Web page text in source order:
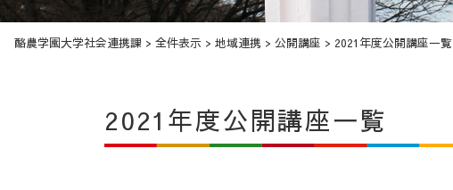
酪農学園大学社会連携課 > 全件表示 > 地域連携 > 公開講座 > 2021年度公開講座一覧
2021年度公開講座一覧